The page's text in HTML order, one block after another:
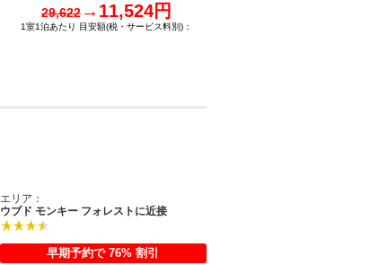
29,622→ 11,524円
1室1泊あたり 目安額(税・サービス料別)：
エリア：
ウブド モンキー フォレストに近接
早期予約で 76% 割引